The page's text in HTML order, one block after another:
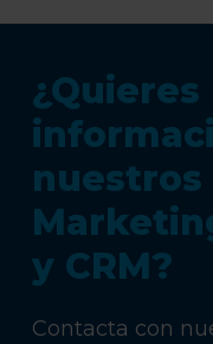
¿Quieres
nuestros
y CRM?
Contacta con